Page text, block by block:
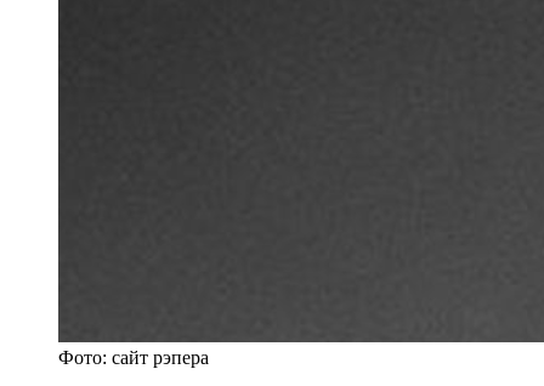
Фото: сайт рэпера